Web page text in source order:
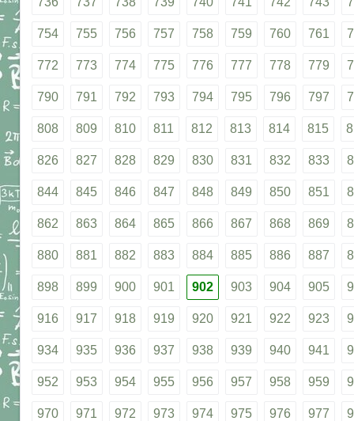
754 755 756 757 758 759 760 761
772 773 774 775 776 777 778 779
790 791 792 793 794 795 796 797
808 809 810 811 812 813 814 815
826 827 828 829 830 831 832 833
844 845 846 847 848 849 850 851
862 863 864 865 866 867 868 869
880 881 882 883 884 885 886 887
898 899 900 901 902 903 904 905
916 917 918 919 920 921 922 923
934 935 936 937 938 939 940 941
952 953 954 955 956 957 958 959
970 971 972 973 974 975 976 977